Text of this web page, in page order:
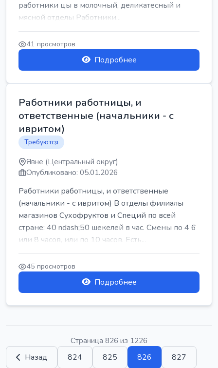
работники цы в молочный, деликатесный и
мясной отделы Работники...
41 просмотров
Подробнее
Работники работницы, и
ответственные (начальники - с
ивритом)
Требуются
Явне (Центральный округ)
Опубликовано: 05.01.2026
Работники работницы, и ответственные
(начальники - с ивритом) В отделы филиалы
магазинов Сухофруктов и Специй по всей
стране: 40 ndash;50 шекелей в час. Смены по 4 6
или 8 часов, или по 10 часов. Есть...
45 просмотров
Подробнее
Страница 826 из 1226
Назад 824 825 826 827